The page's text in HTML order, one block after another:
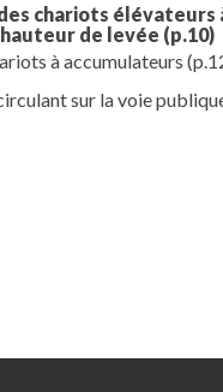
chariots élévateurs
de levée (p.10)
à accumulateurs
sur la voie